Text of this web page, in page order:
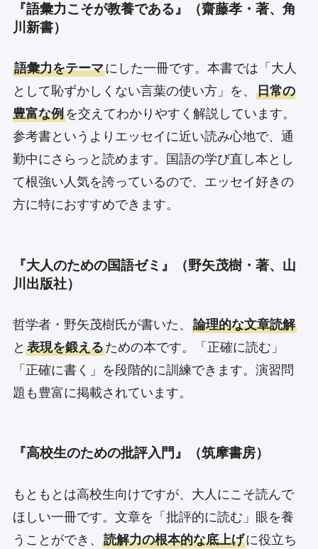
『語彙力こそが教養である』（齋藤孝・著、角
川新書）
語彙力をテーマにした一冊です。本書では「大人
として恥ずかしくない言葉の使い方」を、 日常の
豊富な例を交えてわかりやすく解説しています。
参考書というよりエッセイに近い読み心地で、通
勤中にさらっと読めます。国語の学び直し本とし
て根強い人気を誇っているので、エッセイ好きの
方に特におすすめできます。
『大人のための国語ゼミ』（野矢茂樹・著、山
川出版社）
哲学者・野矢茂樹氏が書いた、 論理的な文章読解
と 表現を鍛えるための本です。「正確に読む」
「正確に書く」を段階的に訓練できます。演習問
題も豊富に掲載されています。
『高校生のための批評入門』（筑摩書房）
もともとは高校生向けですが、大人にこそ読んで
ほしい一冊です。文章を「批評的に読む」眼を養
うことができ、 読解力の根本的な底上げに役立ち